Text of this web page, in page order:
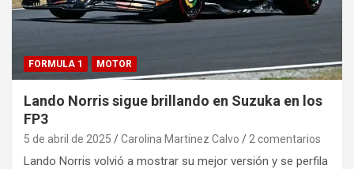
FORMULA 1 MOTOR
Lando Norris sigue brillando en Suzuka en los
FP3
5 de abril de 2025 Carolina Martinez Calvo 2 comentarios
Lando Norris volvió a mostrar su mejor versión y se perfila